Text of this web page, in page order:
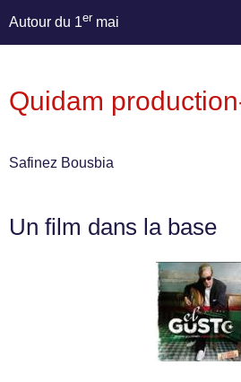
Autour du 1er mai
Quidam
Safinez Bousbia
Un film dans la base